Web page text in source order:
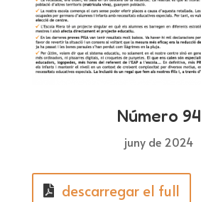
Número 94
juny de 2024
descarregar el full